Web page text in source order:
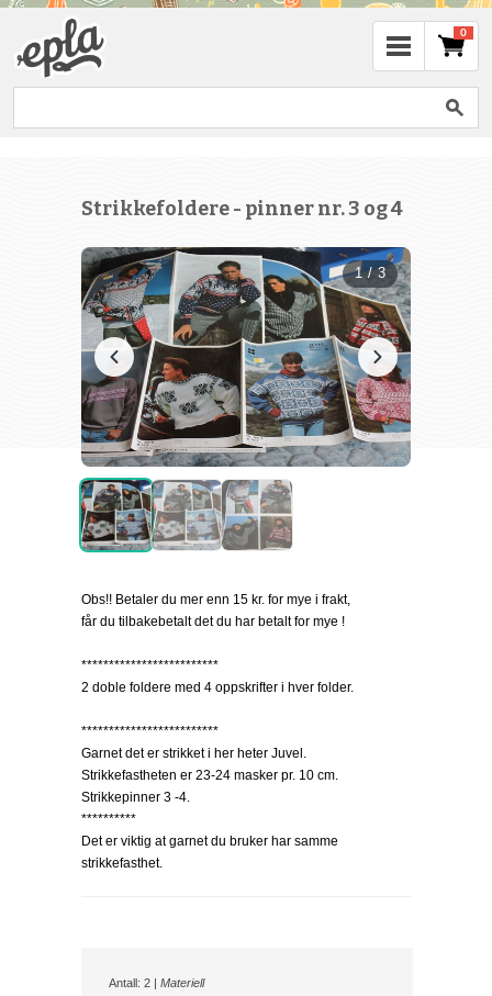
0
Strikkefoldere - pinner nr. 3 og 4
1 / 3
Obs!! Betaler du mer enn 15 kr. for mye i frakt,
får du tilbakebetalt det du har betalt for mye !
*************************
2 doble foldere med 4 oppskrifter i hver folder.
*************************
Garnet det er strikket i her heter Juvel.
Strikkefastheten er 23-24 masker pr. 10 cm.
Strikkepinner 3 -4.
**********
Det er viktig at garnet du bruker har samme
strikkefasthet.
Antall: 2 | Materiell